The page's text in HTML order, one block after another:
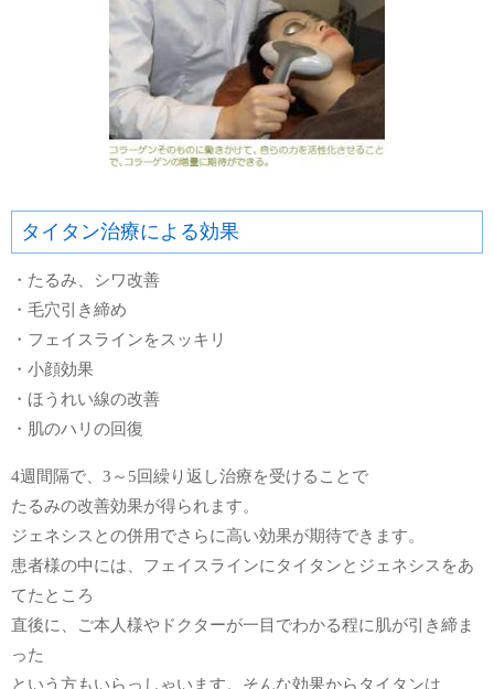
タイタン治療による効果
・たるみ、シワ改善
・毛穴引き締め
・フェイスラインをスッキリ
・小顔効果
・ほうれい線の改善
・肌のハリの回復
4週間隔で、3～5回繰り返し治療を受けることで
たるみの改善効果が得られます。
ジェネシスとの併用でさらに高い効果が期待できます。
患者様の中には、フェイスラインにタイタンとジェネシスをあ
てたところ
直後に、ご本人様やドクターが一目でわかる程に肌が引き締ま
った
という方もいらっしゃいます。そんな効果からタイタンは